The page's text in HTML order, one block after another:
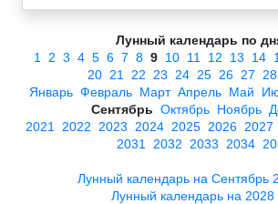
Лунный календарь по
1
2 3 4 5 6 7 8 9 10 11 12 13 14
20 21 22 23 24 25 26 27 28
Январь Февраль Март Апрель Май
Сентябрь Октябрь Ноябрь
2021
2022 2023 2024 2025 2026 2027
2031
2032 2033 2034
Лунный календарь на Сентябрь
Лунный календарь на 2028